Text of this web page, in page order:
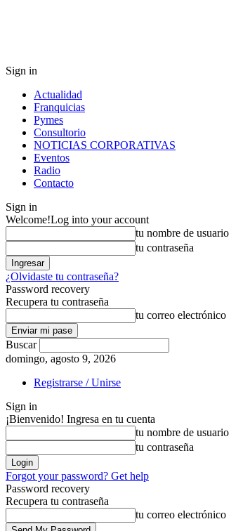
Sign in
Actualidad
Franquicias
Pymes
Consultorio
NOTICIAS CORPORATIVAS
Eventos
Radio
Contacto
Sign in
Welcome!Log into your account
tu nombre de usuario
tu contraseña
¿Olvidaste tu contraseña?
Password recovery
Recupera tu contraseña
tu correo electrónico
Buscar
domingo, agosto 9, 2026
Registrarse / Unirse
Sign in
¡Bienvenido! Ingresa en tu cuenta
tu nombre de usuario
tu contraseña
Forgot your password? Get help
Password recovery
Recupera tu contraseña
tu correo electrónico